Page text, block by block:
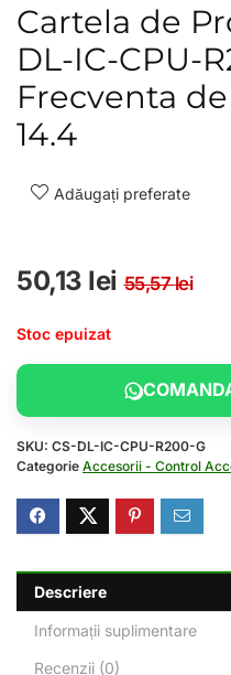
Cartela de
DL-IC-CPU-
Frecventa de
14.4
Adăugați preferate
55,57lei
50,13 lei
Stoc epuizat
SKU: CS-DL-IC-CPU-R200-G
Categorie Accesorii - Control
Descriere
Informații suplimentare
Recenzii (0)